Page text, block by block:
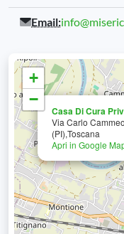
Email:
Casa Di Cura
Via Carlo
(PI),Toscana
Apri in Google
+
−